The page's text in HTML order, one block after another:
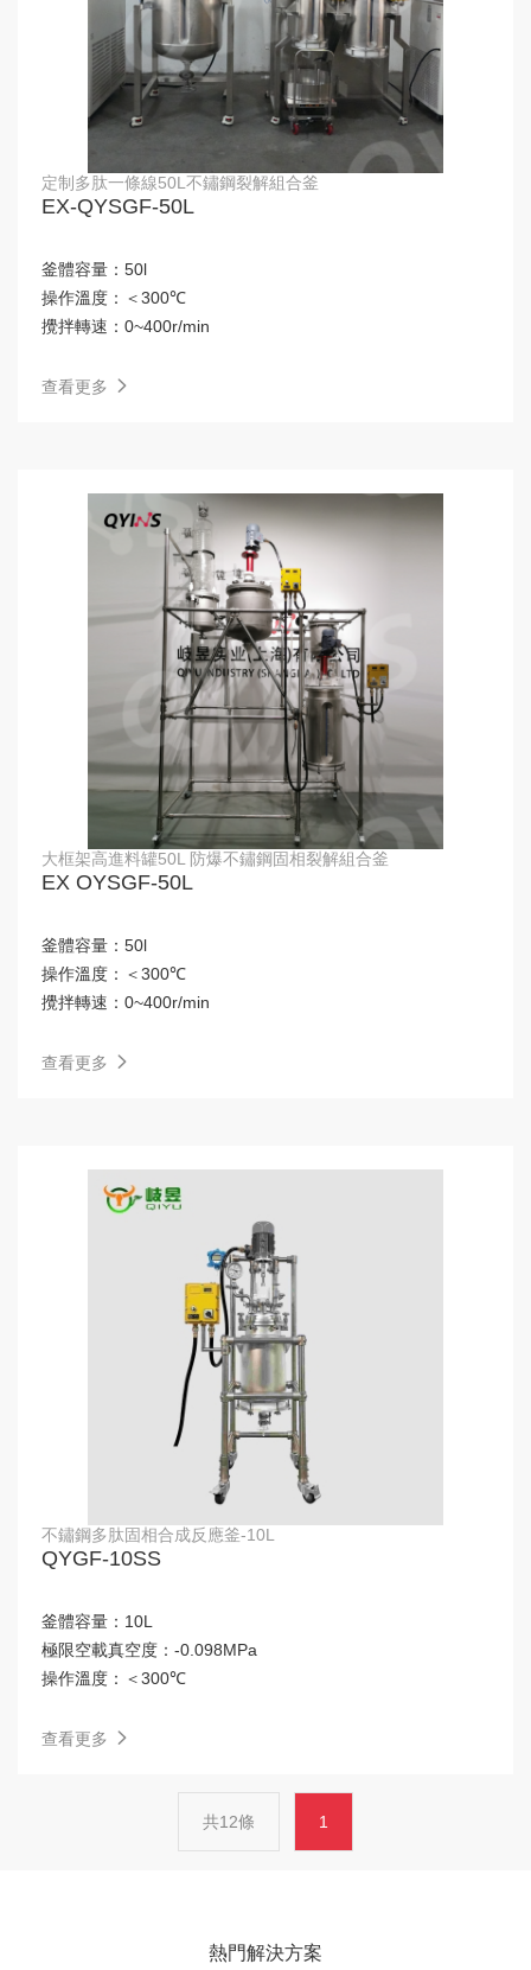
定制多肽一條線50L不鏽鋼裂解組合釜
EX-QYSGF-50L
釜體容量： 50l
操作溫度： ＜300℃
攪拌轉速： 0~400r/min
查看更多
大框架高進料罐50L 防爆不鏽鋼固相裂解組合釜
EX OYSGF-50L
釜體容量： 50l
操作溫度： ＜300℃
攪拌轉速： 0~400r/min
查看更多
不鏽鋼多肽固相合成反應釜-10L
QYGF-10SS
釜體容量： 10L
極限空載真空度： -0.098MPa
操作溫度： ＜300℃
查看更多
共12條 1
熱門解決方案